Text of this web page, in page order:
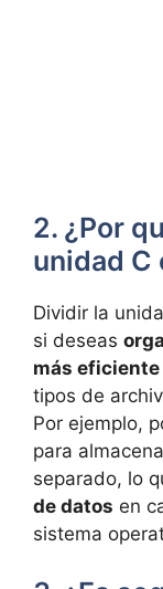
2. ¿Por
unidad C
Dividir la
si deseas
más eficiente
tipos de
Por ejemplo,
para
separado, lo
de datos en
sistema